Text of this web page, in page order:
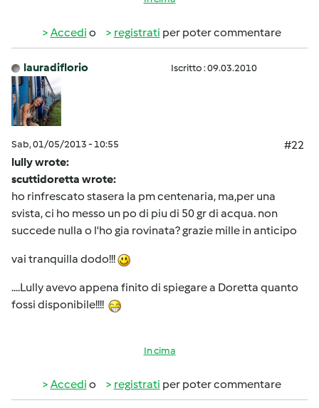
Accedi o registrati per poter commentare
lauradiflorio Iscritto : 09.03.2010
Sab, 01/05/2013 - 10:55
#22
lully wrote:
scuttidoretta wrote:
ho rinfrescato stasera la pm centenaria, ma,per una
svista, ci ho messo un po di piu di 50 gr di acqua. non
succede nulla o l'ho gia rovinata? grazie mille in anticipo
vai tranquilla dodo!!!
....Lully avevo appena finito di spiegare a Doretta quanto
fossi disponibile!!!!
In cima
Accedi o registrati per poter commentare